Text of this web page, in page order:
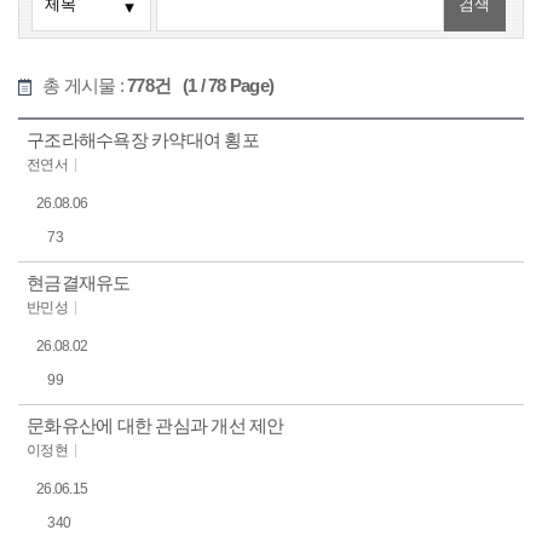
총 게시물 :778건 (1 / 78 Page)
구조라해수욕장 카약대여 횡포
전연서
26.08.06
73
현금결재유도
반민성
26.08.02
99
문화유산에 대한 관심과 개선 제안
이정현
26.06.15
340